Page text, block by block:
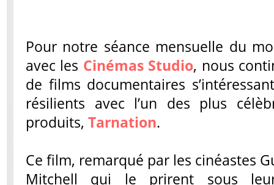
Pour notre séance mensuelle du
avec les Cinémas Studio, nous
de films documentaires
résilients avec l’un des plus
produits, Tarnation.
Ce film, remarqué par les cinéastes
Mitchell qui le prirent sous